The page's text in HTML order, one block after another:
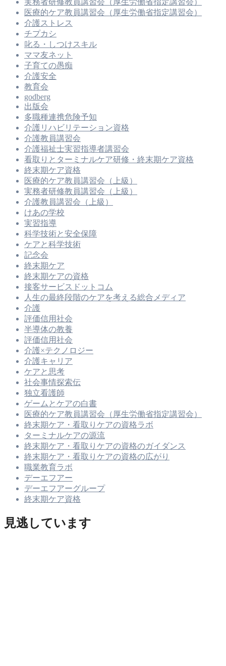
実務者研修教員講習会（厚生労働省指定講習会）
医療的ケア教員講習会（厚生労働省指定講習会）
介護ストレス
チプカシ
叱る・しつけスキル
ママ友ネット
子育ての愚痴
介護安全
教育会
godberg
出版会
多職種連携危険予知
介護リハビリテーション資格
介護教員講習会
介護福祉士実習指導者講習会
看取りとターミナルケア研修・終末期ケア資格
終末期ケア資格
医療的ケア教員講習会（上級）
実務者研修教員講習会（上級）
介護教員講習会（上級）
けあの学校
実習指導
科学技術と安全保障
ケアと科学技術
記念会
終末期ケア
終末期ケアの資格
接客サービスドットコム
人生の最終段階のケアを考える総合メディア
介護
評価信用社会
半導体の教養
評価信用社会
介護×テクノロジー
介護キャリア
ケアと思考
社会事情探索伝
独立看護師
ゲームとケアの白書
医療的ケア教員講習会（厚生労働省指定講習会）
終末期ケア・看取りケアの資格ラボ
ターミナルケアの源流
終末期ケア・看取りケアの資格のガイダンス
終末期ケア・看取りケアの資格の広がり
職業教育ラボ
デーエフアー
デーエフアーグループ
終末期ケア資格
見逃しています